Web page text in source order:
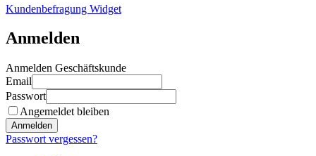
Kundenbefragung Widget
Anmelden
Anmelden Geschäftskunde
Email
Passwort
Angemeldet bleiben
Anmelden
Passwort vergessen?